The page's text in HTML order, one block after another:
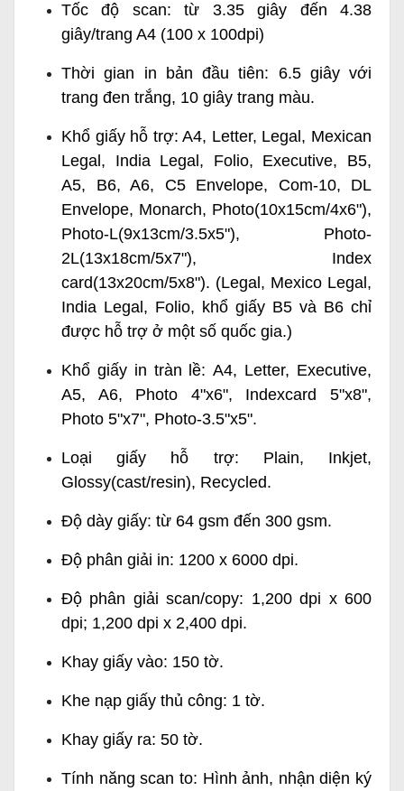
Tốc độ scan: từ 3.35 giây đến 4.38
giây/trang A4 (100 x 100dpi)
Thời gian in bản đầu tiên: 6.5 giây với
trang đen trắng, 10 giây trang màu.
Khổ giấy hỗ trợ: A4, Letter, Legal, Mexican
Legal, India Legal, Folio, Executive, B5,
A5, B6, A6, C5 Envelope, Com-10, DL
Envelope, Monarch, Photo(10x15cm/4x6"),
Photo-L(9x13cm/3.5x5"), Photo-
2L(13x18cm/5x7"), Index
card(13x20cm/5x8"). (Legal, Mexico Legal,
India Legal, Folio, khổ giấy B5 và B6 chỉ
được hỗ trợ ở một số quốc gia.)
Khổ giấy in tràn lề: A4, Letter, Executive,
A5, A6, Photo 4"x6", Indexcard 5"x8",
Photo 5"x7", Photo-3.5"x5".
Loại giấy hỗ trợ: Plain, Inkjet,
Glossy(cast/resin), Recycled.
Độ dày giấy: từ 64 gsm đến 300 gsm.
Độ phân giải in: 1200 x 6000 dpi.
Độ phân giải scan/copy: 1,200 dpi x 600
dpi; 1,200 dpi x 2,400 dpi.
Khay giấy vào: 150 tờ.
Khe nạp giấy thủ công: 1 tờ.
Khay giấy ra: 50 tờ.
Tính năng scan to: Hình ảnh, nhận diện ký